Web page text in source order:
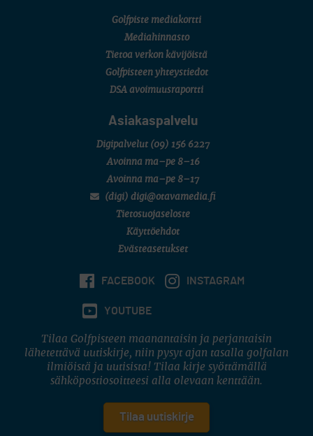
Golfpiste mediakortti
Mediahinnasto
Tietoa verkon kävijöistä
Golfpisteen yhteystiedot
DSA avoimuusraportti
Asiakaspalvelu
Digipalvelut (09) 156 6227
Avoinna ma–pe 8–16
Avoinna ma–pe 8–17
(digi) digi@otavamedia.fi
Tietosuojaseloste
Käyttöehdot
Evästeasetukset
FACEBOOK INSTAGRAM
YOUTUBE
Tilaa Golfpisteen maanantaisin ja perjantaisin
lähetettävä uutiskirje, niin pysyt ajan tasalla golfalan
ilmiöistä ja uutisista! Tilaa kirje syöttämällä
sähköpostiosoitteesi alla olevaan kenttään.
Tilaa uutiskirje